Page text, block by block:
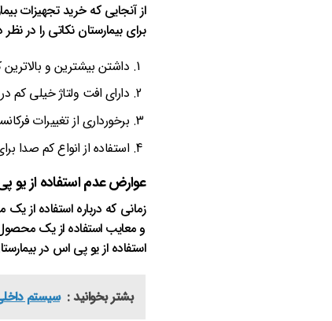
از آنجایی که خرید تجهیزات
برای بیمارستان نکاتی را در
داشتن بیشترین و
دارای افت ولتاژ خیلی کم در
برخورداری از تغییرات فرکانسی
استفاده از انواع کم صدا
عوارض عدم استفاده از یو
زمانی که درباره استفاده از
و معایب استفاده از یک
استفاده از یو پی اس در
بشتر بخوانید : سیستم